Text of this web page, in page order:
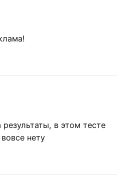
результаты, в этом тесте
нету